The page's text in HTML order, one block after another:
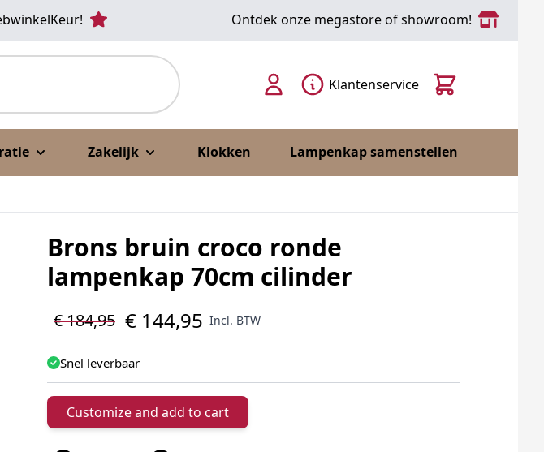
Ontdek onze megastore of showroom!
Zakelijk Klokken Lampenkap samenstellen
Klantenservice Cart
Brons bruin croco ronde
lampenkap 70cm cilinder
€ 184,95 € 144,95 Incl. BTW
Snel leverbaar
Customize and add to cart